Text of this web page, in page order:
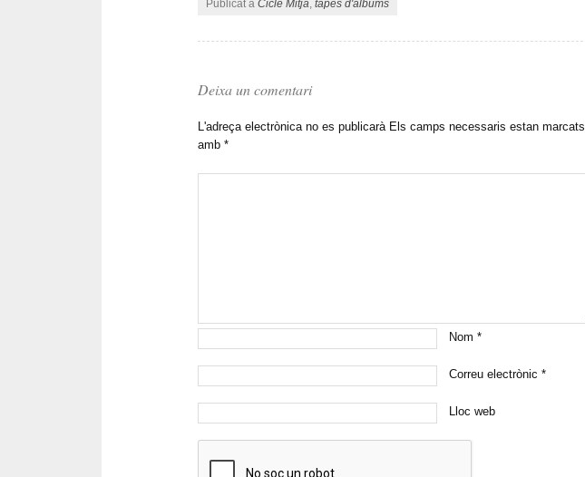
Publicat a Cicle Mitjà, tapes d'àlbums
Deixa un comentari
L'adreça electrònica no es publicarà Els camps necessaris estan marcats
amb *
Nom *
Correu electrònic *
Lloc web